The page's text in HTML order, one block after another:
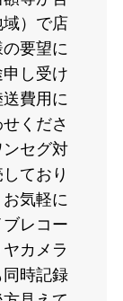
）で店
要望に
し受け
費用に
くださ
セグ対
ており
気軽に
レコー
カメラ
時記録